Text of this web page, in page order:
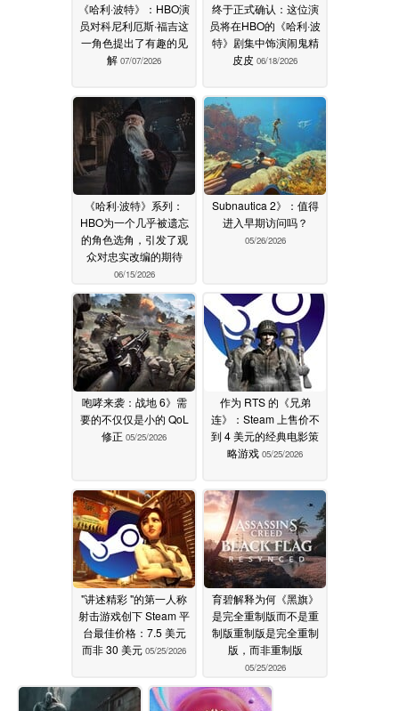
《哈利·波特》：HBO演
员对科尼利厄斯·福吉这
一角色提出了有趣的见
解 07/07/2026
终于正式确认：这位演
员将在HBO的《哈利·波
特》剧集中饰演闹鬼精
皮皮 06/18/2026
《哈利·波特》系列：
HBO为一个几乎被遗忘
的角色选角，引发了观
众对忠实改编的期待
06/15/2026
Subnautica 2》：值得
进入早期访问吗？
05/26/2026
咆哮来袭：战地 6》需
要的不仅仅是小的 QoL
修正 05/25/2026
作为 RTS 的《兄弟
连》：Steam 上售价不
到 4 美元的经典电影策
略游戏 05/25/2026
"讲述精彩 "的第一人称
射击游戏创下 Steam 平
台最佳价格：7.5 美元
而非 30 美元 05/25/2026
育碧解释为何《黑旗》
是完全重制版而不是重
制版重制版是完全重制
版，而非重制版
05/25/2026